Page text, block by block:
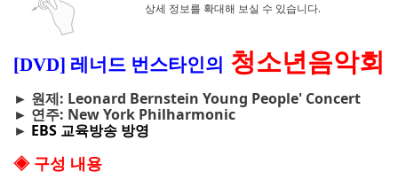
상세 정보를 확대해 보실 수 있습니다.
[DVD] 레너드 번스타인의 청소년음악회
► 원제: Leonard Bernstein Young People' Concert
► 연주: New York Philharmonic
► EBS 교육방송 방영
◈ 구성 내용